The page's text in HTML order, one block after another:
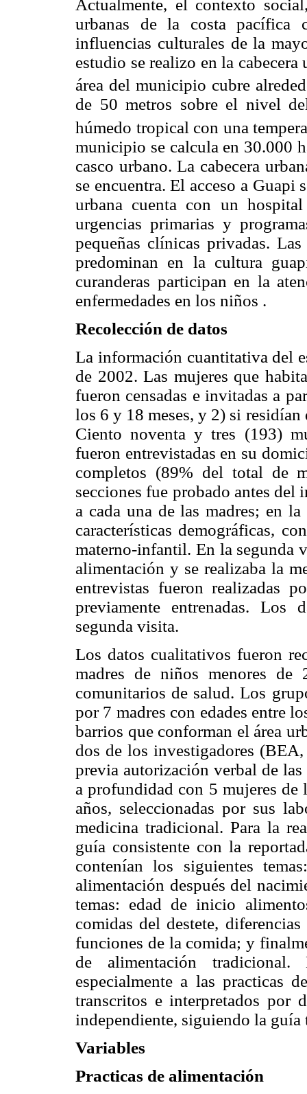
Actualmente, el contexto
urbanas de la costa pacífica
influencias culturales de la
estudio se realizo en la
área del municipio cubre
de 50 metros sobre el nivel
húmedo tropical con una
municipio se calcula en 30.000
casco urbano. La cabecera
se encuentra. El acceso a Guapi
urbana cuenta con un
urgencias primarias y
pequeñas clínicas privadas.
predominan en la cultura
curanderas participan en la
enfermedades en los niños .
Recolección de datos
La información cuantitativa del
de 2002. Las mujeres que
fueron censadas e invitadas a
los 6 y 18 meses, y 2) si residían
Ciento noventa y tres (193)
fueron entrevistadas en su
completos (89% del total de
secciones fue probado antes
a cada una de las madres; en
características demográficas,
materno-infantil. En la segunda
alimentación y se realizaba la
entrevistas fueron realizadas
previamente entrenadas. Los
segunda visita.
Los datos cualitativos fueron
madres de niños menores de
comunitarios de salud. Los
por 7 madres con edades entre
barrios que conforman el área
dos de los investigadores
previa autorización verbal de las
a profundidad con 5 mujeres
años, seleccionadas por sus
medicina tradicional. Para la
guía consistente con la
contenían los siguientes
alimentación después del
temas: edad de inicio
comidas del destete,
funciones de la comida; y
de alimentación
especialmente a las practicas
transcritos e interpretados por
independiente, siguiendo la guía
Variables
Practicas de alimentación